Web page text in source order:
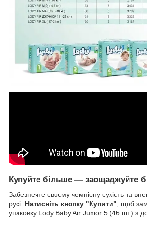
Купуйте більше — заощаджуйте
Забезпечте своєму чемпіону сухість та
русі. Натисніть кнопку "Купити" , щоб
упаковку Lody Baby Air Junior 5 (46 шт.) з